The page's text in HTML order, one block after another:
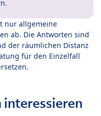
nur allgemeine
ab. Die Antworten sind
der räumlichen Distanz
für den Einzelfall
interessieren